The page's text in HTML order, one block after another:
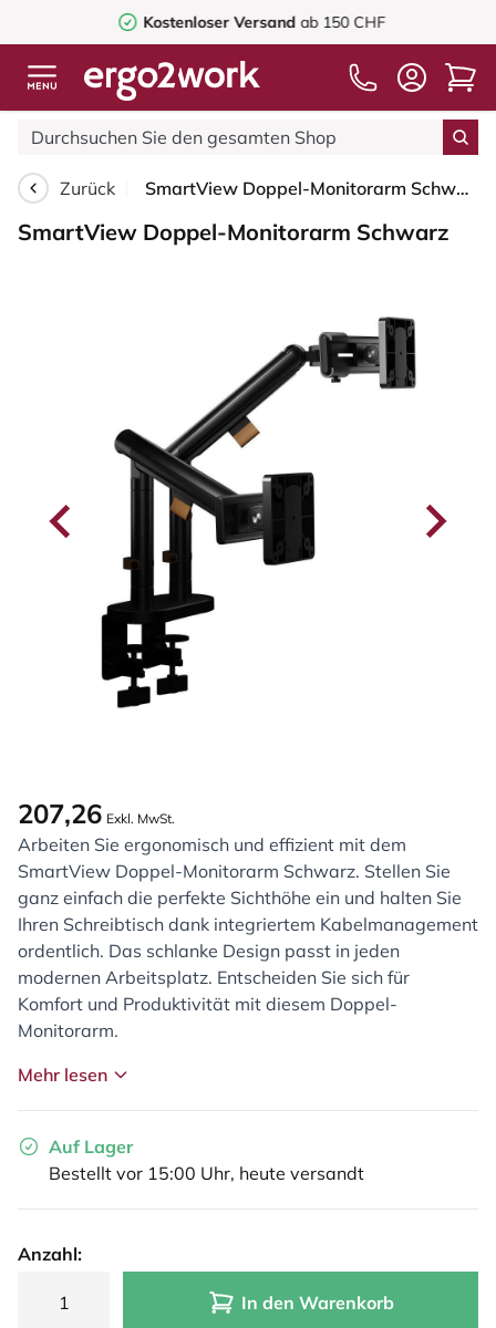
Kostenloser Versandab 150 CHF
Zurück SmartView Doppel-Monitorarm Schwarz
SmartView Doppel-Monitorarm Schwarz
207,26 Exkl. MwSt.
Arbeiten Sie ergonomisch und effizient mit dem
SmartView Doppel-Monitorarm Schwarz. Stellen Sie
ganz einfach die perfekte Sichthöhe ein und halten Sie
Ihren Schreibtisch dank integriertem Kabelmanagement
ordentlich. Das schlanke Design passt in jeden
modernen Arbeitsplatz. Entscheiden Sie sich für
Komfort und Produktivität mit diesem Doppel-
Monitorarm.
Mehr lesen
Auf Lager
Bestellt vor 15:00 Uhr, heute versandt
Anzahl:
In den Warenkorb